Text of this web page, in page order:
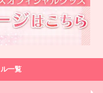
一覧